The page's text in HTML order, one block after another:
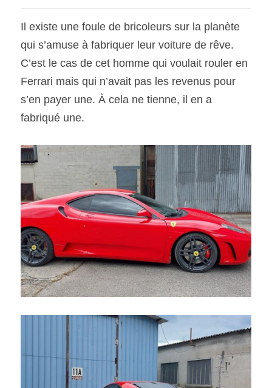
Assurance
Rechercher
SOUMISSION RAPIDE
Il existe une foule de bricoleurs sur la planète
qui s’amuse à fabriquer leur voiture de rêve.
C’est le cas de cet homme qui voulait rouler en
Ferrari mais qui n’avait pas les revenus pour
s’en payer une. À cela ne tienne, il en a
fabriqué une.